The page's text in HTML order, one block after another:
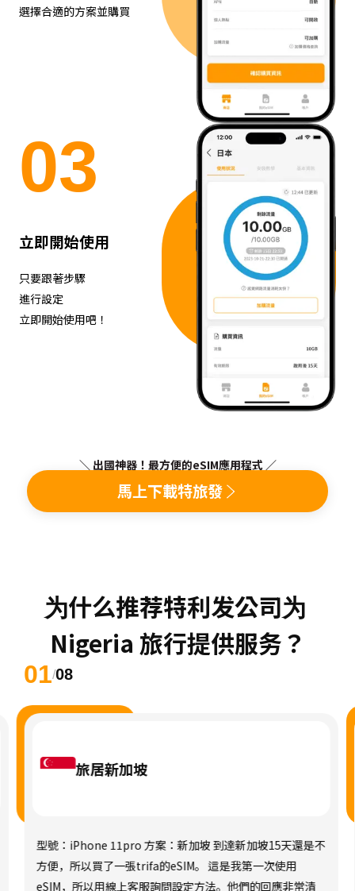
選擇合適的方案並購買
03
立即開始使用
只要跟著步驟
進行設定
立即開始使用吧！
＼ 出國神器！最方便的eSIM應用程式 ／
馬上下載特旅發
为什么推荐特利发公司为
Nigeria 旅行提供服务？
01/08
旅居新加坡
型號：iPhone 11pro 方案：新加坡 到達新加坡15天還是不
方便，所以買了一張trifa的eSIM。 這是我第一次使用
eSIM，所以用線上客服詢問設定方法。他們的回應非常清